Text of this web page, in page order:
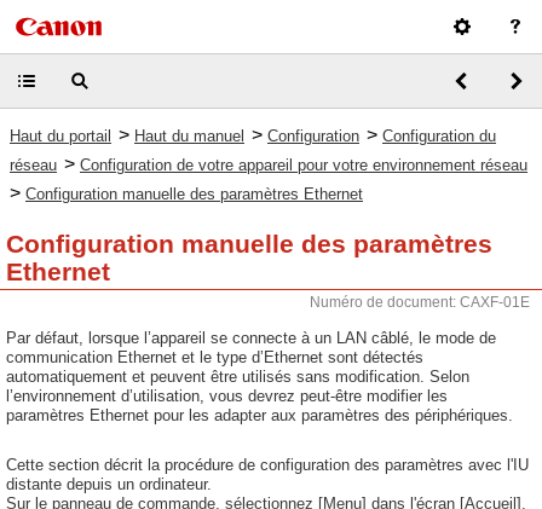
Haut du portail > Haut du manuel > Configuration > Configuration du
réseau > Configuration de votre appareil pour votre environnement réseau
> Configuration manuelle des paramètres Ethernet
Configuration manuelle des paramètres
Ethernet
Numéro de document: CAXF-01E
Par défaut, lorsque l’appareil se connecte à un LAN câblé, le mode de
communication Ethernet et le type d’Ethernet sont détectés
automatiquement et peuvent être utilisés sans modification. Selon
l’environnement d’utilisation, vous devrez peut-être modifier les
paramètres Ethernet pour les adapter aux paramètres des périphériques.
Cette section décrit la procédure de configuration des paramètres avec l'IU
distante depuis un ordinateur.
Sur le panneau de commande, sélectionnez [Menu] dans l'écran [Accueil],